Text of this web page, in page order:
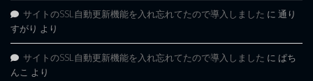
サイトのSSL自動更新機能を入れ忘れてたので導入しました に 通り
すがり より
サイトのSSL自動更新機能を入れ忘れてたので導入しました に ぱち
んこ より